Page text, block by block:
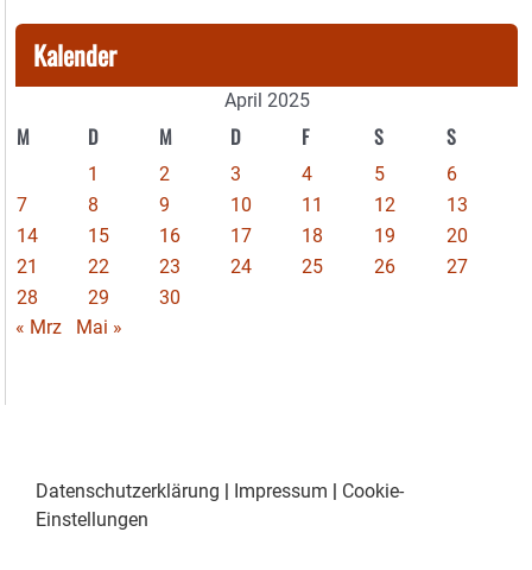
Kalender
April 2025
M D M D F S S
1 2 3 4 5
6
7
8 9 10 11 12
13
14
15 16 17 18 19
20
21
22 23 24 25 26
27
28
29
30
« Mrz
Mai »
Datenschutzerklärung | Impressum | Cookie-
Einstellungen